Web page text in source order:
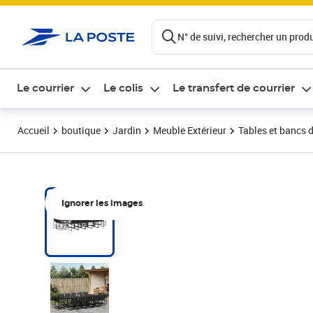
N° de suivi, rechercher un
Le courrier Le colis Le transfert de courrier
Accueil boutique Jardin Meuble Extérieur Tables et bancs
Ignorer les images